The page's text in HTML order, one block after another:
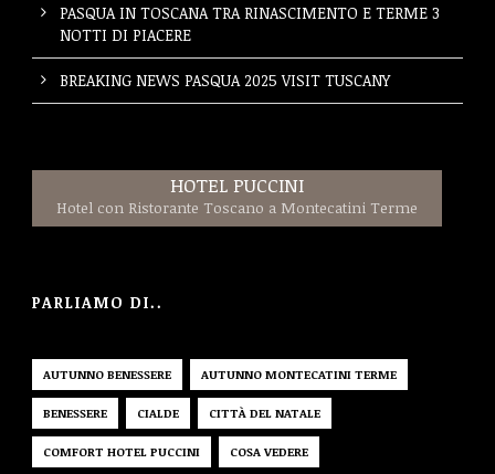
PASQUA IN TOSCANA TRA RINASCIMENTO E TERME 3
NOTTI DI PIACERE
BREAKING NEWS PASQUA 2025 VISIT TUSCANY
HOTEL PUCCINI
Hotel con Ristorante Toscano a Montecatini Terme
PARLIAMO DI..
AUTUNNO BENESSERE AUTUNNO MONTECATINI TERME
BENESSERE CIALDE CITTÀ DEL NATALE
COMFORT HOTEL PUCCINI COSA VEDERE